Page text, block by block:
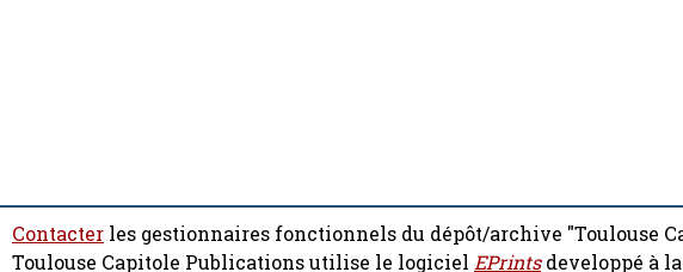
Contacter les gestionnaires fonctionnels du dépôt/archive "Toulouse
Toulouse Capitole Publications utilise le logiciel EPrintsdeveloppé à la